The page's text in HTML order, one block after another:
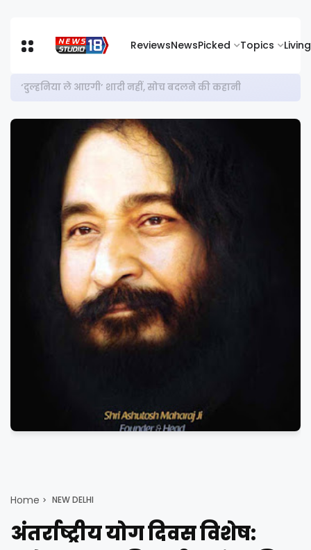
ReviewsNewsPicked Topics Living
‘दुल्हनिया ले आएगी’ शादी नहीं, सोच बदलने की कहानी
Home NEW DELHI
अंतर्राष्ट्रीय योग दिवस विशेष: